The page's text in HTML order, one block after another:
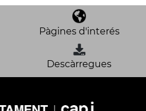
Pàgines d'interés
Descàrregues